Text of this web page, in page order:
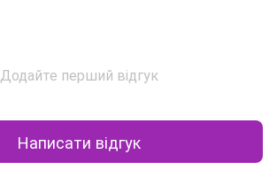
Додайте перший відгук
Написати відгук